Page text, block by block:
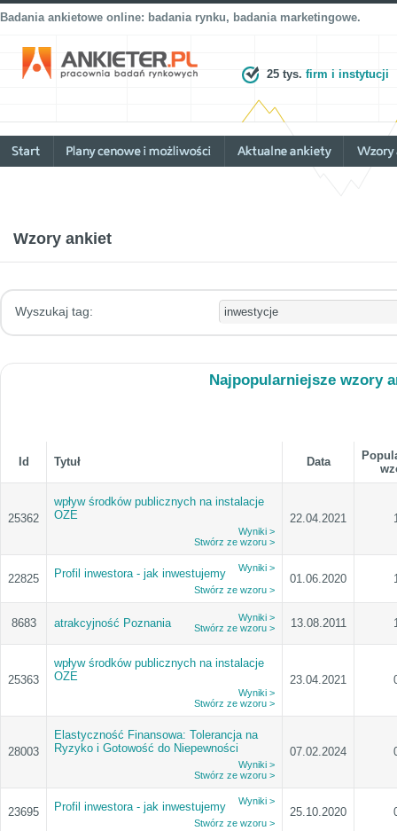
Badania ankietowe online: badania rynku, badania marketingowe.
25 tys. firm i instytucji
Wzory ankiet
Wyszukaj tag:
Najpopularniejsze wzory
Id Tytuł Data
25362
wpływ środków publicznych na instalacje
OZE
Wyniki >
Stwórz ze wzoru >
22.04.2021
22825 Profil inwestora - jak inwestujemy Wyniki >
Stwórz ze wzoru >
01.06.2020
8683 atrakcyjność Poznania
Wyniki >
Stwórz ze wzoru >
13.08.2011
25363
wpływ środków publicznych na instalacje
OZE
Wyniki >
Stwórz ze wzoru >
23.04.2021
28003
Elastyczność Finansowa: Tolerancja na
Ryzyko i Gotowość do Niepewności
Wyniki >
Stwórz ze wzoru >
07.02.2024
23695 Profil inwestora - jak inwestujemy Wyniki >
Stwórz ze wzoru >
25.10.2020